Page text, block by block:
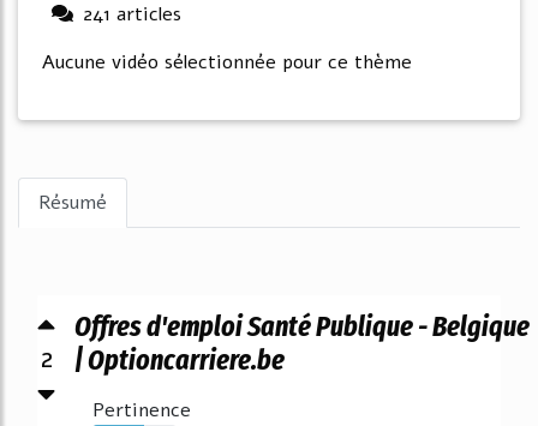
241 articles
Aucune vidéo sélectionnée pour ce thème
Résumé
2
Offres d'emploi Santé Publique - Belgique
| Optioncarriere.be
Pertinence